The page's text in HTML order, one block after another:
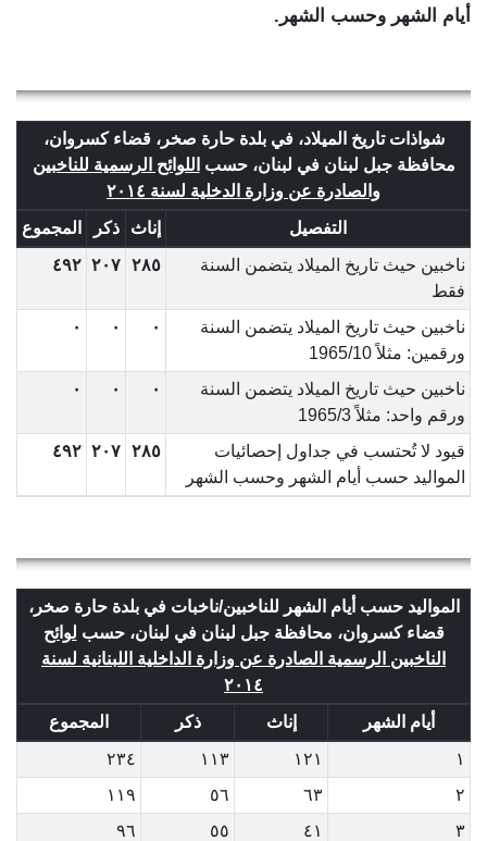
أيام الشهر وحسب الشهر.
شواذات تاريخ الميلاد، في بلدة حارة صخر، قضاء كسروان،
محافظة جبل لبنان في لبنان، حسب اللوائح الرسمية للناخبين
والصادرة عن وزارة الدخلية لسنة ٢٠١٤
التفصيل
إناث ذكر
المجموع
ناخبين حيث تاريخ الميلاد يتضمن السنة
فقط
٢٨٥ ٢٠٧ ٤٩٢
ناخبين حيث تاريخ الميلاد يتضمن السنة
ورقمين: مثلاً 1965/10
٠ ٠ ٠
ناخبين حيث تاريخ الميلاد يتضمن السنة
ورقم واحد: مثلاً 1965/3
٠ ٠ ٠
قيود لا تُحتسب في جداول إحصائيات
المواليد حسب أيام الشهر وحسب الشهر
٢٨٥ ٢٠٧ ٤٩٢
المواليد حسب أيام الشهر للناخبين/ناخبات في بلدة حارة صخر،
قضاء كسروان، محافظة جبل لبنان في لبنان، حسب لوائح
الناخبين الرسمية الصادرة عن وزارة الداخلية اللبنانية لسنة
٢٠١٤
أيام الشهر
إناث ذكر
المجموع
١
١٢١ ١١٣
٢٣٤
٢
٦٣ ٥٦
١١٩
٣
٤١ ٥٥
٩٦